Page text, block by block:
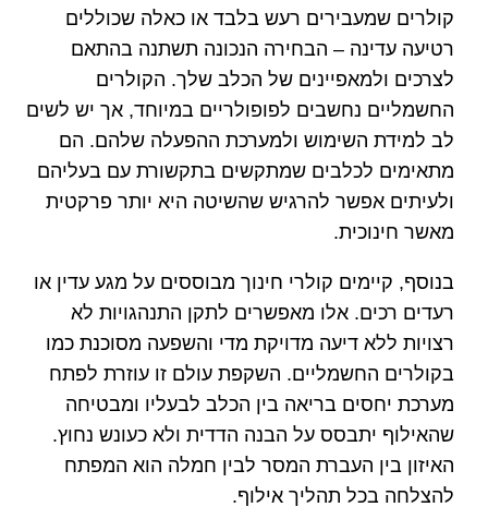
קולרים שמעבירים רעש בלבד או כאלה שכוללים
רטיעה עדינה – הבחירה הנכונה תשתנה בהתאם
לצרכים ולמאפיינים של הכלב שלך. הקולרים
החשמליים נחשבים לפופולריים במיוחד, אך יש לשים
לב למידת השימוש ולמערכת ההפעלה שלהם. הם
מתאימים לכלבים שמתקשים בתקשורת עם בעליהם
ולעיתים אפשר להרגיש שהשיטה היא יותר פרקטית
מאשר חינוכית.
בנוסף, קיימים קולרי חינוך מבוססים על מגע עדין או
רעדים רכים. אלו מאפשרים לתקן התנהגויות לא
רצויות ללא דיעה מדויקת מדי והשפעה מסוכנת כמו
בקולרים החשמליים. השקפת עולם זו עוזרת לפתח
מערכת יחסים בריאה בין הכלב לבעליו ומבטיחה
שהאילוף יתבסס על הבנה הדדית ולא כעונש נחוץ.
האיזון בין העברת המסר לבין חמלה הוא המפתח
להצלחה בכל תהליך אילוף.